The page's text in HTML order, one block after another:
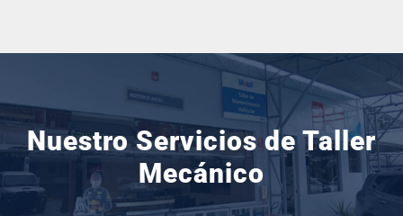
Nuestro Servicios deTaller
Mecánico